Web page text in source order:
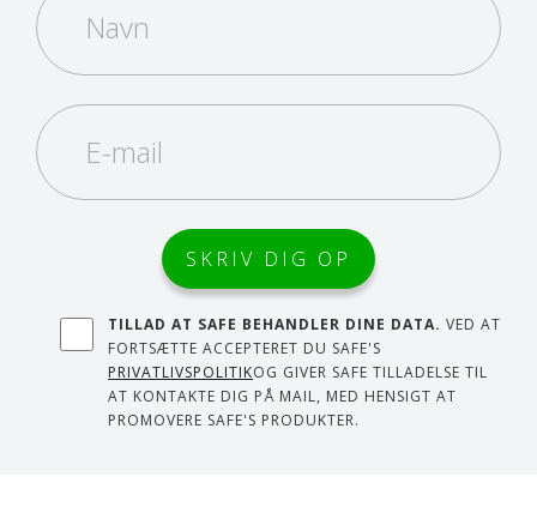
TILLAD AT SAFE BEHANDLER DINE DATA. VED AT
FORTSÆTTE ACCEPTERET DU SAFE'S
PRIVATLIVSPOLITIKOG GIVER SAFE TILLADELSE TIL
AT KONTAKTE DIG PÅ MAIL, MED HENSIGT AT
PROMOVERE SAFE'S PRODUKTER.